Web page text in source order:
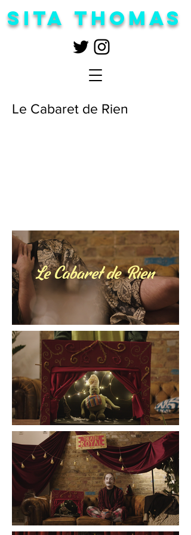
Sita Thomas
Le Cabaret de Rien